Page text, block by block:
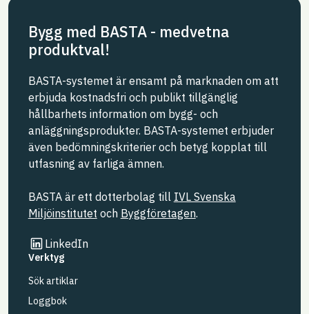
Bygg med BASTA - medvetna
produktval!
BASTA-systemet är ensamt på marknaden om att
erbjuda kostnadsfri och publikt tillgänglig
hållbarhets information om bygg- och
anläggningsprodukter. BASTA-systemet erbjuder
även bedömningskriterier och betyg kopplat till
utfasning av farliga ämnen.
BASTA är ett dotterbolag till IVL Svenska
Miljöinstitutet och Byggföretagen.
LinkedIn
Länk till annan webbplats
Verktyg
Sök artiklar
Loggbok